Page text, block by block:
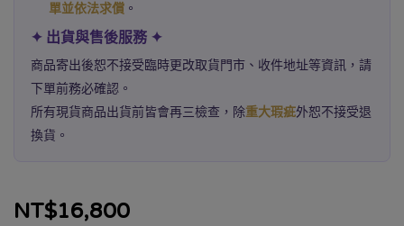
單並依法求償 。
✦ 出貨與售後服務 ✦
商品寄出後恕不接受臨時更改取貨門市、收件地址等資訊，請
下單前務必確認。
所有現貨商品出貨前皆會再三檢查，除重大瑕疵外恕不接受退
換貨。
NT$16,800